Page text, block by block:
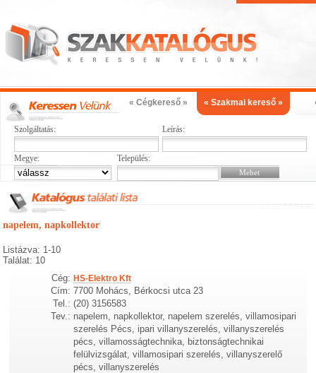
« Cégkereső » « Szakmai kereső »
Szolgáltatás: Leírás:
Megye: Település:
napelem, napkollektor
Listázva: 1-10
Találat: 10
Cég: HS-Elektro Kft
Cím: 7700 Mohács, Bérkocsi utca 23
Tel.: (20) 3156583
Tev.: napelem, napkollektor, napelem szerelés, villamosipari
szerelés Pécs, ipari villanyszerelés, villanyszerelés
pécs, villamosságtechnika, biztonságtechnikai
felülvizsgálat, villamosipari szerelés, villanyszerelő
pécs, villanyszerelés